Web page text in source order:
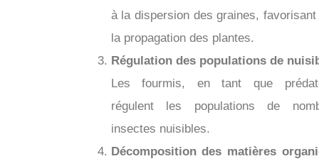
à la dispersion des graines,
la propagation des plantes.
Régulation des populations de
Les fourmis, en tant que
régulent les populations de
insectes nuisibles.
Décomposition des matières